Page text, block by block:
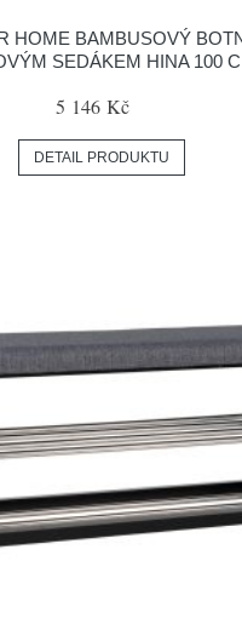
HOME BAMBUSOVÝ
SEDÁKEM HINA 100
5 146 Kč
DETAIL PRODUKTU